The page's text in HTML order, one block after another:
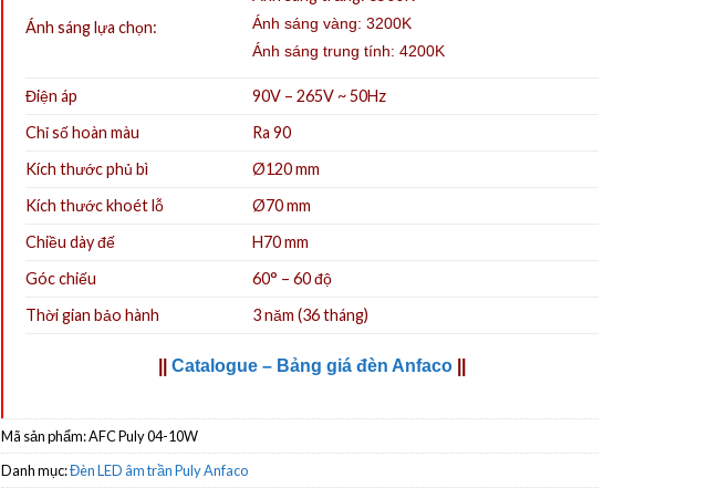
Ánh sáng lựa chọn:
Ánh sáng vàng: 3200K
Ánh sáng trung tính: 4200K
Điện áp
90V – 265V ~ 50Hz
Chỉ số hoàn màu
Ra 90
Kích thước phủ bì
Ø120 mm
Kích thước khoét lỗ
Ø70mm
Chiều dày đế
H70 mm
Góc chiếu
60° – 60 độ
Thời gian bảo hành
3 năm (36 tháng)
Catalogue – Bảng giá đèn Anfaco
Mã sản phẩm:AFC Puly 04-10W
Danh mục:Đèn LED âm trần Puly Anfaco